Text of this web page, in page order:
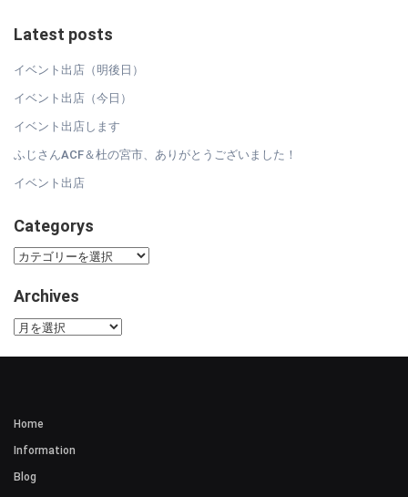
Latest posts
イベント出店（明後日）
イベント出店（今日）
イベント出店します
ふじさんACF＆杜の宮市、ありがとうございました！
イベント出店
Categorys
Categorys
Archives
Archives
Home
Information
Blog